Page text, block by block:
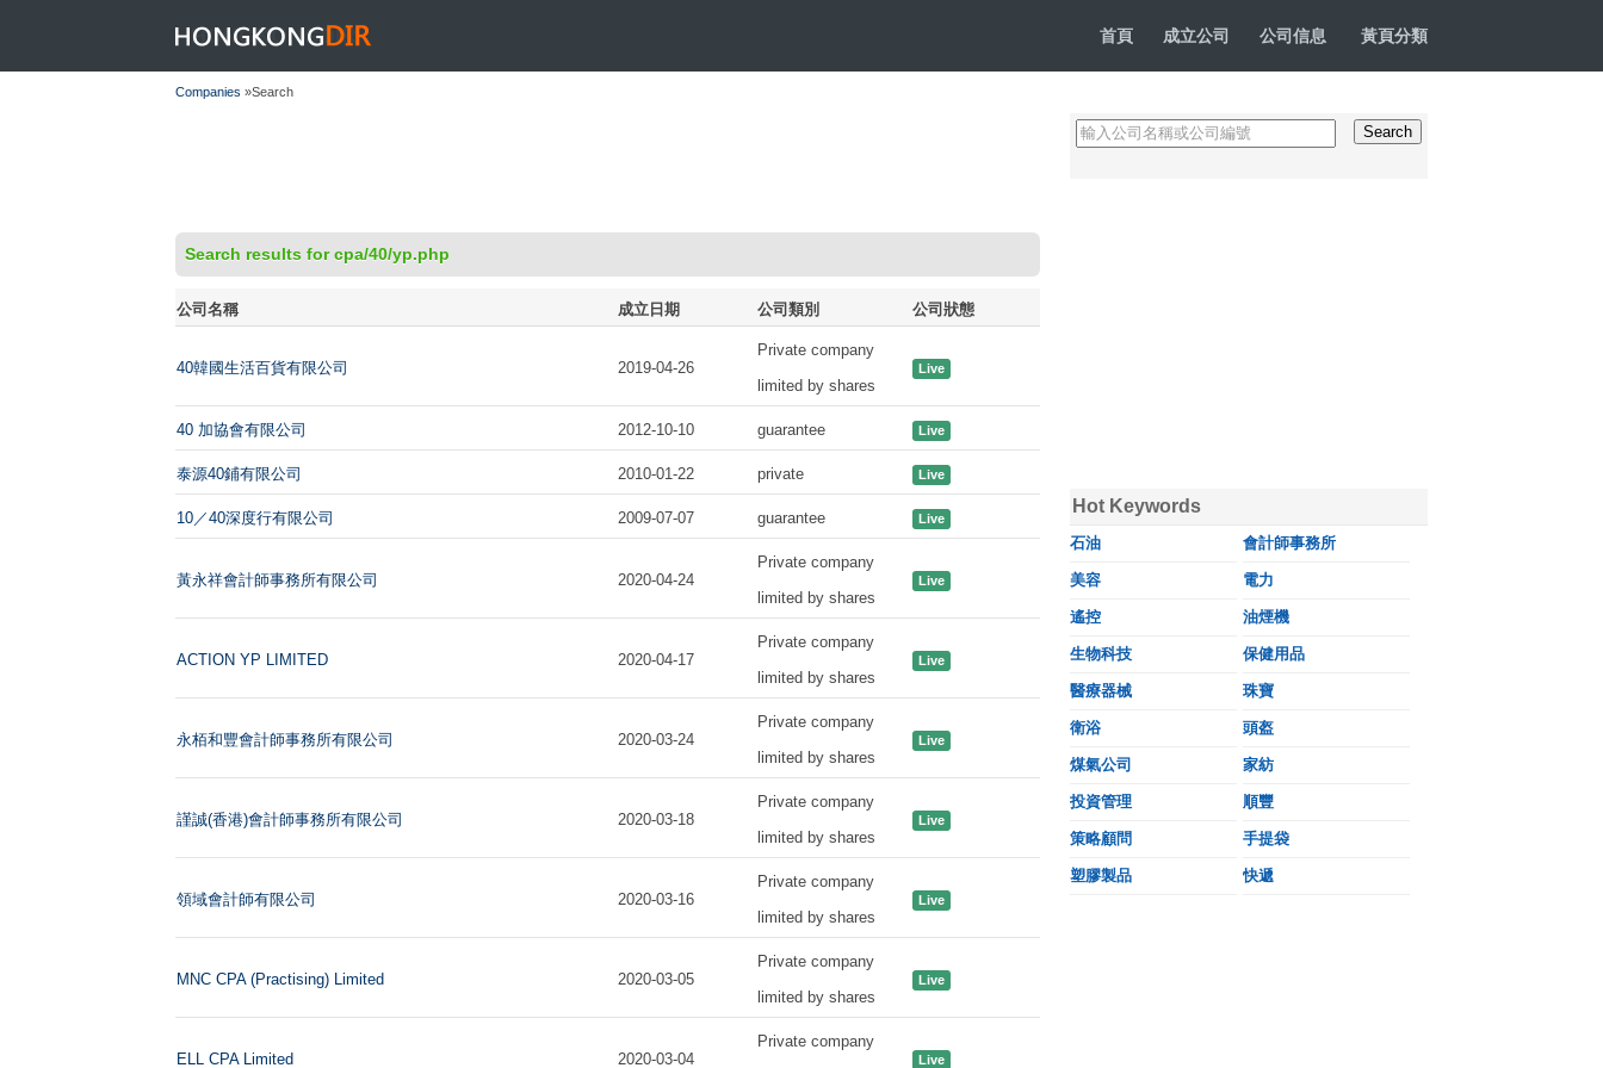
HONGKONGDIR 首頁 成立公司 公司信息 黃頁分類
Companies »Search
Search results for cpa/40/yp.php
公司名稱 成立日期 公司類別 公司狀態
40韓國生活百貨有限公司 2019-04-26
Private company
limited by shares
Live
40 加協會有限公司 2012-10-10 guarantee Live
泰源40鋪有限公司 2010-01-22 private Live
10／40深度行有限公司 2009-07-07 guarantee Live
黃永祥會計師事務所有限公司 2020-04-24
Private company
limited by shares
Live
ACTION YP LIMITED 2020-04-17
Private company
limited by shares
Live
永栢和豐會計師事務所有限公司 2020-03-24
Private company
limited by shares
Live
謹誠(香港)會計師事務所有限公司 2020-03-18
Private company
limited by shares
Live
領域會計師有限公司 2020-03-16
Private company
limited by shares
Live
MNC CPA (Practising) Limited 2020-03-05
Private company
limited by shares
Live
ELL CPA Limited 2020-03-04
Private company
Live
Hot Keywords
石油 會計師事務所
美容 電力
遙控 油煙機
生物科技 保健用品
醫療器械 珠寶
衛浴 頭盔
煤氣公司 家紡
投資管理 順豐
策略顧問 手提袋
塑膠製品 快遞